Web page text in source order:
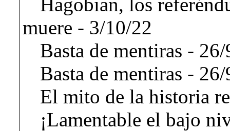
muere - 3/10/22
Basta de mentiras -
Basta de mentiras -
El mito de la historia
¡Lamentable el bajo